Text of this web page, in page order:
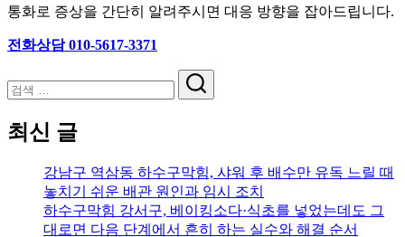
통화로 증상을 간단히 알려주시면 대응 방향을 잡아드립니다.
전화상담 010-5617-3371
검
최신 글
강남구 역삼동 하수구막힘, 샤워 후 배수만 유독 느릴 때
놓치기 쉬운 배관 원인과 임시 조치
하수구막힘 강서구, 베이킹소다·식초를 넣었는데도 그
대로면 다음 단계에서 흔히 하는 실수와 해결 순서